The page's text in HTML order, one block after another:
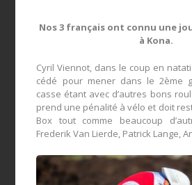
Nos 3 français ont connu une
à Kona.
Cyril Viennot, dans le coup en
cédé pour mener dans le 2ème
casse étant avec d’autres bons
prend une pénalité à vélo et doit
Box tout comme beaucoup
Frederik Van Lierde, Patrick Lange,